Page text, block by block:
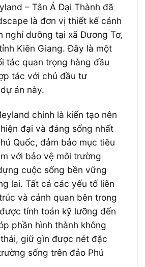
– Tân Á Đại Thành đã
là đơn vị thiết kế cảnh
nghỉ dưỡng tại xã Dương Tơ,
Kiên Giang. Đây là một
tác quan trọng hàng đầu
tác với chủ đầu tư
án này.
chính là kiến tạo nên
đại và đáng sống nhất
Quốc, đảm bảo mục tiêu
với bảo vệ môi trường
cuộc sống bền vững
lai. Tất cả các yếu tố liên
và cảnh quan bên trong
tính toán kỹ lưỡng đến
phần hình thành không
giữ gìn được nét đặc
sống trên đảo Phú